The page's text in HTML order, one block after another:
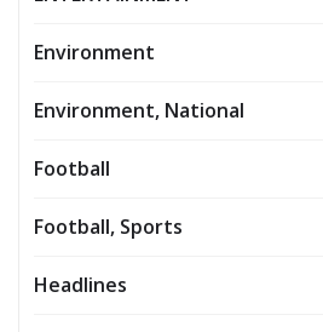
Environment
Environment, National
Football
Football, Sports
Headlines